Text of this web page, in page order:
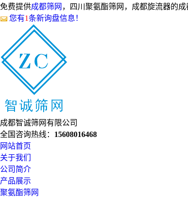
免费提供成都筛网 ，四川聚氨酯筛网，成都旋流器的
您有1条新询盘信息！
成都智诚筛网有限公司
全国咨询热线： 15608016468
网站首页
关于我们
公司简介
产品展示
聚氨酯筛网